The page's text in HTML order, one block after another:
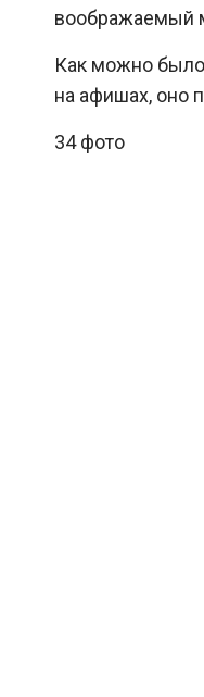
воображаемый
Как можно было
на афишах, оно
34 фото